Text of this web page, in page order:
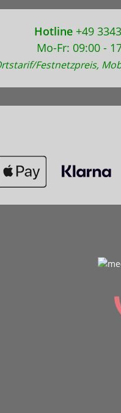
Hotline +49
Mo-Fr: 09:00 -
Festnetzpreis,